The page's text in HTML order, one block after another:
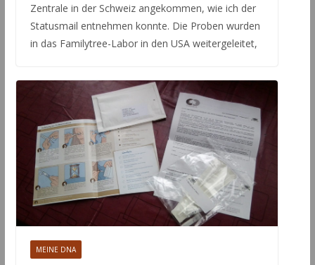
Zentrale in der Schweiz angekommen, wie ich der
Statusmail entnehmen konnte. Die Proben wurden
in das Familytree-Labor in den USA weitergeleitet,
MEINE DNA